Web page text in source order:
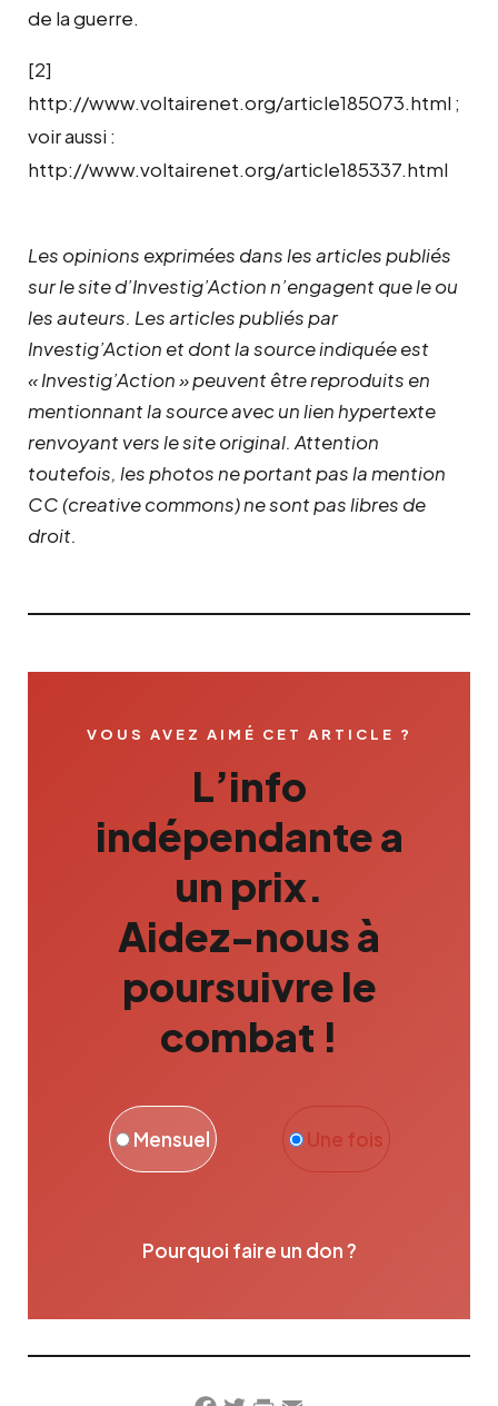
de la guerre.
[2]
http://www.voltairenet.org/article185073.html ;
voir aussi :
http://www.voltairenet.org/article185337.html
Les opinions exprimées dans les articles publiés
sur le site d’Investig’Action n’engagent que le ou
les auteurs. Les articles publiés par
Investig’Action et dont la source indiquée est
« Investig’Action » peuvent être reproduits en
mentionnant la source avec un lien hypertexte
renvoyant vers le site original. Attention
toutefois, les photos ne portant pas la mention
CC (creative commons) ne sont pas libres de
droit.
VOUS AVEZ AIMÉ CET ARTICLE ?
L’info
indépendante a
un prix.
Aidez-nous à
poursuivre le
combat !
Une fois
Mensuel
Pourquoi faire un don ?